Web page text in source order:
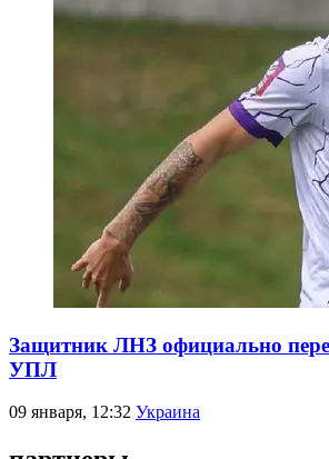
Защитник ЛНЗ официально
УПЛ
09 января, 12:32 Украина